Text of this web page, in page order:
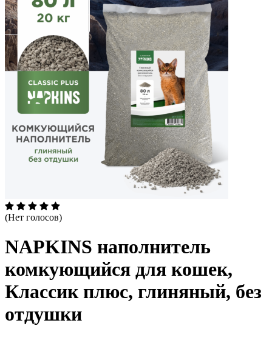
(Нет голосов)
NAPKINS наполнитель
комкующийся для кошек,
Классик плюс, глиняный, без
отдушки